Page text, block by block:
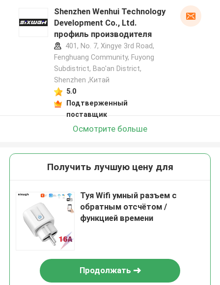
Shenzhen Wenhui Technology
Development Co., Ltd.
профиль производителя
401, No. 7, Xingye 3rd Road,
Fenghuang Community, Fuyong
Subdistrict, Bao'an District,
Shenzhen ,Китай
5.0
Подтверженный
поставщик
Осмотрите больше
Получить лучшую цену для
Туя Wifi умный разъем с
обратным отсчётом /
функцией времени
Продолжать